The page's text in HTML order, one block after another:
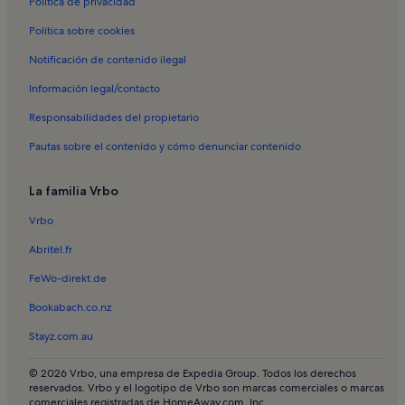
Alquileres vacacionales en Algoz
Alquileres vacacionales en Fontainhas
Alquileres vacacionales en Torre de Mosqueira
Alquileres vacacionales en Tunes
Apartamentos en Porches
Apartamentos en Vilamoura
Apartamentos en Olhos de Água
Apartamentos en Ribeiro
Política sobre cookies
Notificación de contenido ilegal
Información legal/contacto
Responsabilidades del propietario
Pautas sobre el contenido y cómo denunciar contenido
La familia Vrbo
Vrbo
Abritel.fr
FeWo-direkt.de
Bookabach.co.nz
Stayz.com.au
© 2026 Vrbo, una empresa de Expedia Group. Todos los derechos
reservados. Vrbo y el logotipo de Vrbo son marcas comerciales o marcas